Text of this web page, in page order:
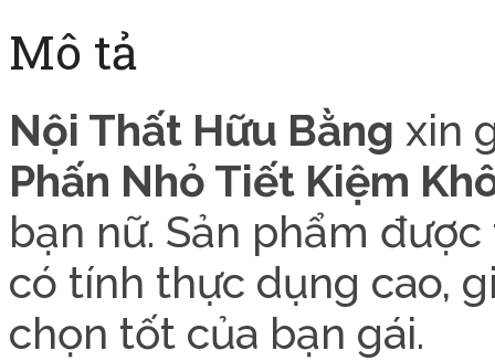
Mô tả
Nội Thất Hữu Bằng xin
Phấn Nhỏ Tiết Kiệm
bạn nữ. Sản phẩm
có tính thực dụng cao,
chọn tốt của bạn gái.